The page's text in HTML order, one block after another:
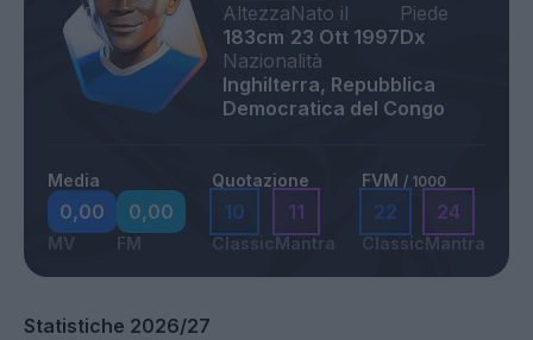
Altezza
183cm
Nato il
23 Ott 1997
Piede
Dx
Nazionalità
Inghilterra, Repubblica
Democratica del Congo
Media
0,00
MV
0,00
FM
Quotazione
10
Classic
11
Mantra
FVM / 1000
22
Classic
24
Mantra
Statistiche 2026/27